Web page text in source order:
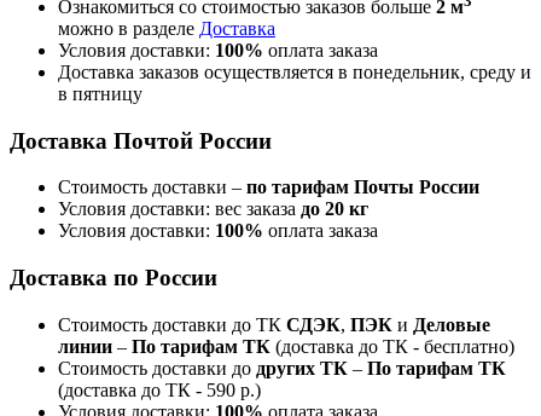
Ознакомиться со стоимостью заказов больше 2 м
можно в разделе Доставка
Условия доставки: 100% оплата заказа
Доставка заказов осуществляется в понедельник, среду и
в пятницу
Доставка Почтой России
Стоимость доставки – по тарифам Почты России
Условия доставки: вес заказа до 20 кг
Условия доставки: 100% оплата заказа
Доставка по России
Стоимость доставки до ТК СДЭК, ПЭК и Деловые
линии – По тарифам ТК (доставка до ТК - бесплатно)
Стоимость доставки до других ТК – По тарифам ТК
(доставка до ТК - 590 р.)
Условия доставки: 100% оплата заказа